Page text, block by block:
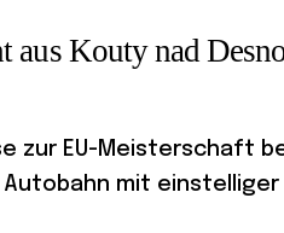
aus Kouty nad
zur EU-Meisterschaft
mit einstelliger